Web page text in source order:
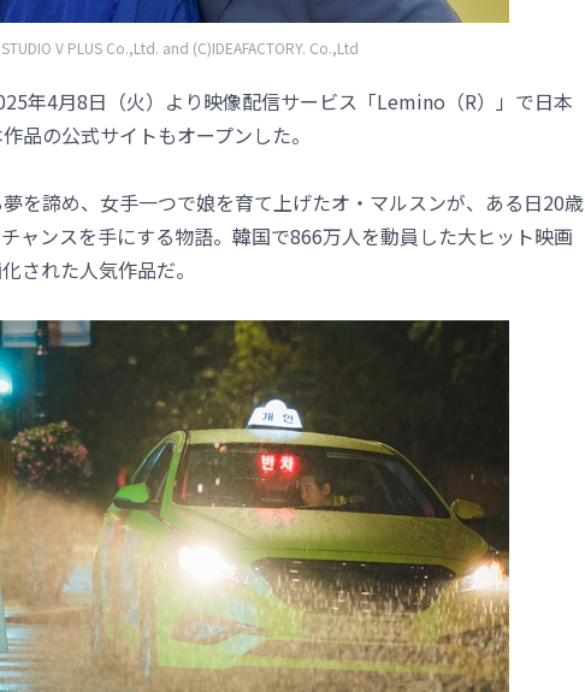
STUDIO V PLUS Co.,Ltd. and (C)IDEAFACTORY. Co.,Ltd
年4月8日（火）より映像配信サービス「Lemino（R）」で日本
品の公式サイトもオープンした。
夢を諦め、女手一つで娘を育て上げたオ・マルスンが、ある日20歳
ャンスを手にする物語。韓国で866万人を動員した大ヒット映画
された人気作品だ。